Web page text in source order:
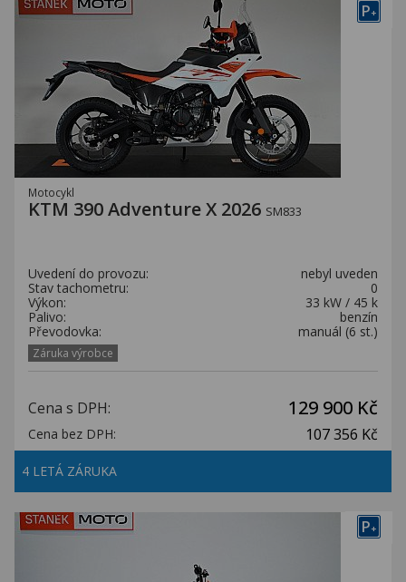
P+
Motocykl
KTM 390 Adventure X 2026 SM833
Uvedení do provozu:
nebyl uveden
Stav tachometru:
0
Výkon:
33 kW / 45 k
Palivo:
benzín
Převodovka:
manuál (6 st.)
Záruka výrobce
Cena s DPH: 129 900 Kč
Cena bez DPH: 107 356 Kč
4 LETÁ ZÁRUKA
P+